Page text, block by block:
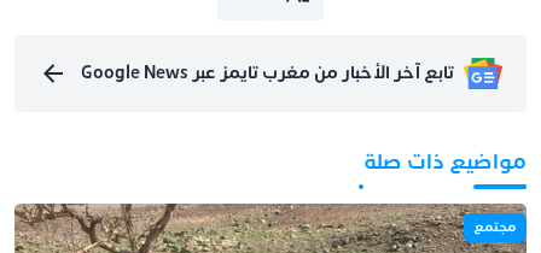
تابع آخر الأخبار من مغرب تايمز عبر Google News
مواضيع ذات صلة
مجتمع